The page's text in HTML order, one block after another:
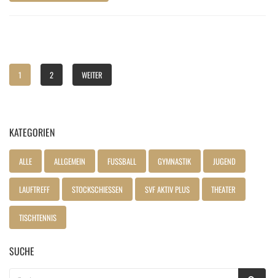
1 2 WEITER
KATEGORIEN
ALLE ALLGEMEIN FUSSBALL GYMNASTIK JUGEND
LAUFTREFF STOCKSCHIESSEN SVF AKTIV PLUS THEATER
TISCHTENNIS
SUCHE